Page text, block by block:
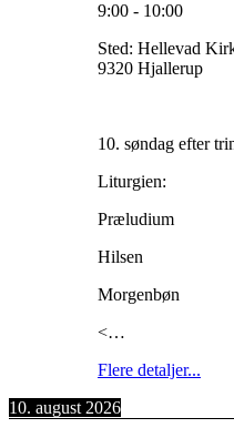
9:00 - 10:00
Sted: Hellevad
9320 Hjallerup
10. søndag efter
Liturgien:
Præludium
Hilsen
Morgenbøn
<…
Flere detaljer...
10. august 2026